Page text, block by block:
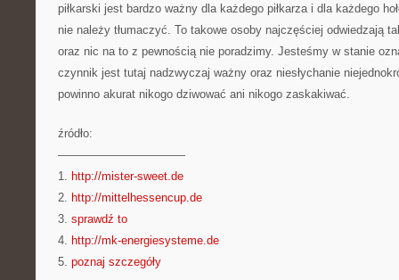
piłkarski jest bardzo ważny dla każdego piłkarza i dla każdego
nie należy tłumaczyć. To takowe osoby najczęściej odwiedzają
oraz nic na to z pewnością nie poradzimy. Jesteśmy w stanie
czynnik jest tutaj nadzwyczaj ważny oraz niesłychanie
powinno akurat nikogo dziwować ani nikogo zaskakiwać.
źródło:
———————————
1. http://mister-sweet.de
2. http://mittelhessencup.de
3. sprawdź to
4. http://mk-energiesysteme.de
5. poznaj szczegóły